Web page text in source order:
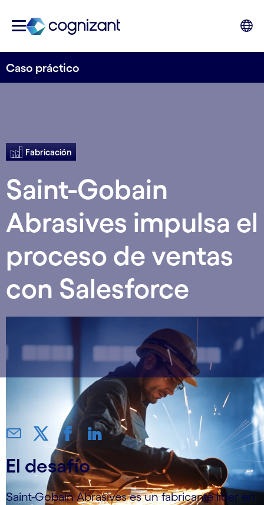
Caso práctico
Fabricación
Saint-Gobain
Abrasives impulsa el
proceso de ventas
con Salesforce
El desafío
Saint-Gobain Abrasives es un fabricante líder en